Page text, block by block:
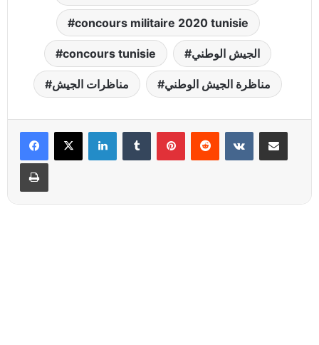
concours militaire 2020 tunisie
concours tunisie الجيش الوطني
مناظرات الجيش مناظرة الجيش الوطني
LinkedinTumblr PinterestReddit VKontaktePartager par email
Imprimer